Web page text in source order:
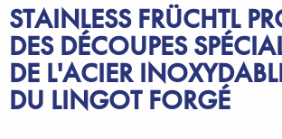
STAINLESS FRÜCHTL
DES DÉCOUPES
DE L'ACIER
DU LINGOT FORGÉ